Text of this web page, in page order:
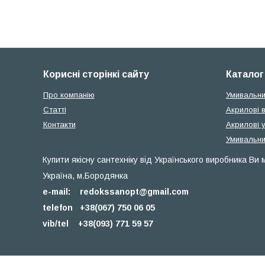
Корисні сторінкі сайту
Про компанію
Статті
Контакти
Акрилові
Акрилові
Купити якісну сантехніку від Українського виробника
Україна, м.Бородянка
e-mail:
redokssanopt@gmail.com
telefon +38(067) 750 06 05
vib/tel
+38(093) 771 59 57